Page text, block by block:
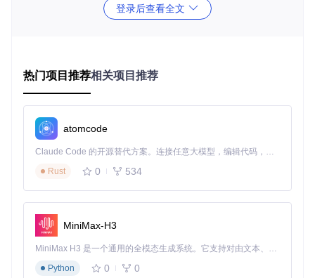
该工具的核心价值在于构建了"所见即所得"的调试环境。当开
升约60%。
核心功能与实际应用
UnityRuntimeInspector的层级管理系统解决了大型场景中对象
定位困难的问题。开发开放世界游戏时，场景中可能存在数百
个活动对象，传统查找方式需要遍历层级面板或使用搜索功
能。该工具提供的增强型层级视图支持实时筛选和高亮显示，
属性编辑系统支持几乎所有Unity数据类型，从基本的数字、字
符串到复杂的向量、颜色和数组。特别值得一提的是其智能引
用选择器，当需要为组件分配引用时，传统方式需要在层级面
登录后查看全文
热门项目推荐相关项目推荐
atomcode
Claude Code 的开源替代方案。连接任意大模型，编辑代码，运行命令，自动验证 — 全自动执行。用 Rust 构建，极致性能。 ｜ An open-source alternative to Claude Code. Connect any LLM, edit code, run commands, and verify changes — autonomously. Built in Rust for speed. Get Started
Rust
0 534
MiniMax-H3
MiniMax H3 是一个通用的全模态生成系统。它支持对由文本、图像、视频和音频组成的多模态上下文进行统一理解，并能生成分辨率高达 2K、时长可达 15 秒的带原生立体声音频的视频。得益于面向任务泛化的系统设计，H3 在预训练阶段就已具备广泛的多模态上下文理解与生成能力，能够出色地执行复杂的多模态指令。
Python
0 0